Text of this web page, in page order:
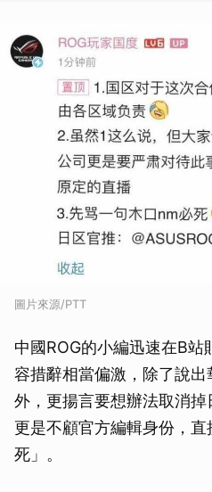
圖片來源/PTT
中國ROG的小編迅速在B
容措辭相當偏激，除了說
外，更揚言要想辦法取消
更是不顧官方編輯身份，
死」。